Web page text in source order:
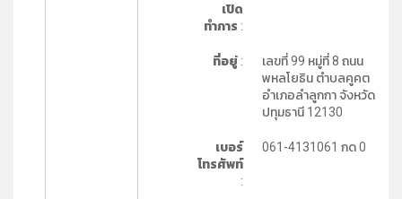
เปิด
ทำการ :
ที่อยู่:
เลขที่ 99 หมู่ที่ 8 ถนน
พหลโยธิน ตำบลคูคต
อำเภอลำลูกกา จังหวัด
ปทุมธานี 12130
เบอร์
โทรศัพท์
:
061-4131061 กด 0